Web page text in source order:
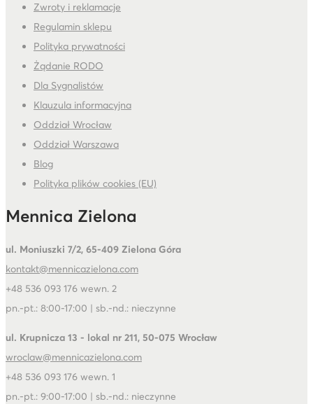
Zwroty i reklamacje
Regulamin sklepu
Polityka prywatności
Żądanie RODO
Dla Sygnalistów
Klauzula informacyjna
Oddział Wrocław
Oddział Warszawa
Blog
Polityka plików cookies (EU)
Mennica Zielona
ul. Moniuszki 7/2, 65-409 Zielona Góra
kontakt@mennicazielona.com
+48 536 093 176 wewn. 2
pn.-pt.: 8:00-17:00 | sb.-nd.: nieczynne
ul. Krupnicza 13 - lokal nr 211, 50-075 Wrocław
wroclaw@mennicazielona.com
+48 536 093 176 wewn. 1
pn.-pt.: 9:00-17:00 | sb.-nd.: nieczynne